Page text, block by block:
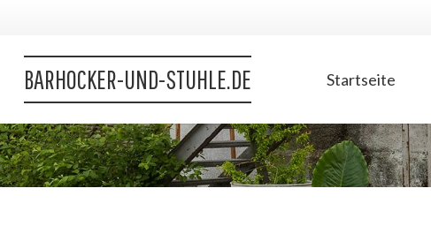
BARHOCKER-UND-STUHLE.DE Startseite